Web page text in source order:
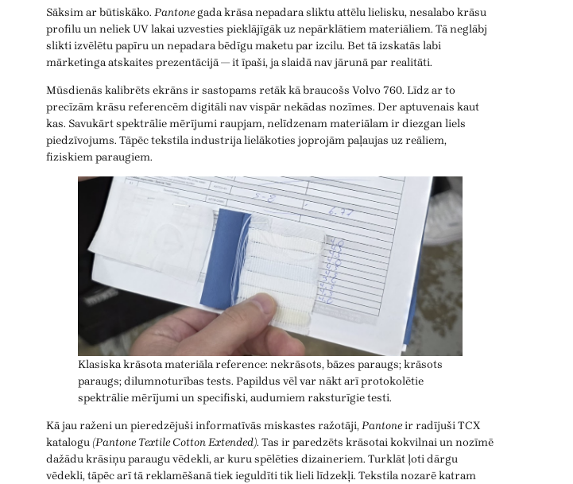
Sāksim ar būtiskāko. Pantonegada krāsa nepadara sliktu attēlu lielisku, nesalabo krāsu
profilu un neliek UV lakai uzvesties pieklājīgāk uz nepārklātiem materiāliem. Tā neglābj
slikti izvēlētu papīru un nepadara bēdīgu maketu par izcilu. Bet tā izskatās labi
mārketinga atskaites prezentācijā — it īpaši, ja slaidā nav jārunā par realitāti.
Mūsdienās kalibrēts ekrāns ir sastopams retāk kā braucošs Volvo 760. Līdz ar to
precīzām krāsu referencēm digitāli nav vispār nekādas nozīmes. Der aptuvenais kaut
kas. Savukārt spektrālie mērījumi raupjam, nelīdzenam materiālam ir diezgan liels
piedzīvojums. Tāpēc tekstila industrija lielākoties joprojām paļaujas uz reāliem,
fiziskiem paraugiem.
Klasiska krāsota materiāla reference: nekrāsots, bāzes paraugs; krāsots
paraugs; dilumnoturības tests. Papildus vēl var nākt arī protokolētie
spektrālie mērījumi un specifiski, audumiem raksturīgie testi.
Kā jau raženi un pieredzējuši informatīvās miskastes ražotāji,Pantoneir radījuši TCX
katalogu (Pantone Textile Cotton Extended). Tas ir paredzēts krāsotai kokvilnai un nozīmē
dažādu krāsiņu paraugu vēdekli, ar kuru spēlēties dizaineriem. Turklāt ļoti dārgu
vēdekli, tāpēc arī tā reklamēšanā tiek ieguldīti tik lieli līdzekļi. Tekstila nozarē katram